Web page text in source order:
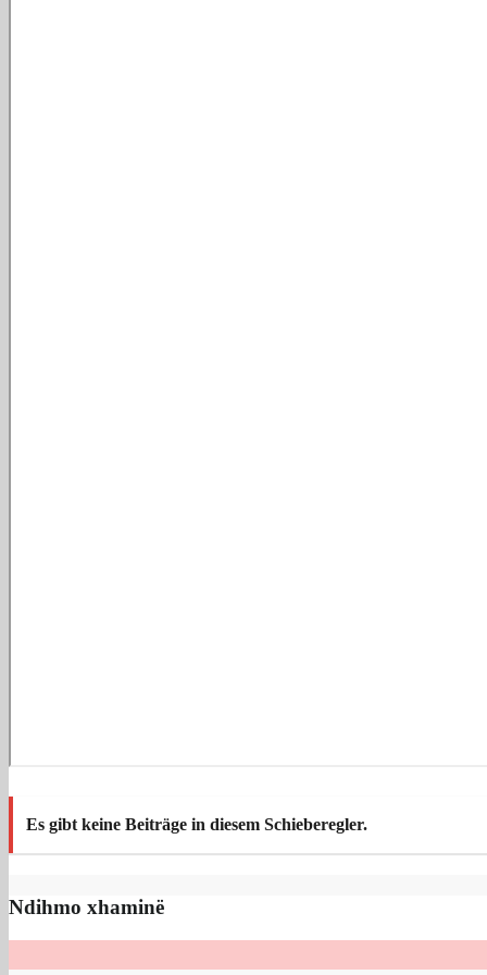
Es gibt keine Beiträge in diesem Schieberegler.
Ndihmo xhaminë